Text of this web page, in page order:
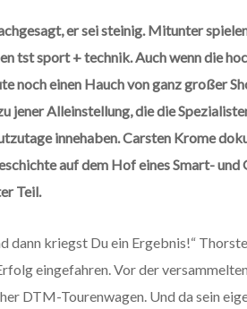
er sei steinig. Mitunter
tst sport + technik. Auch wenn die
noch einen Hauch von ganz großer
jener Alleinstellung, die die
innehaben. Carsten Krome
auf dem Hof eines Smart-
Teil.
dann kriegst Du ein Ergebnis!“
eingefahren. Vor der
DTM-Tourenwagen. Und da sein